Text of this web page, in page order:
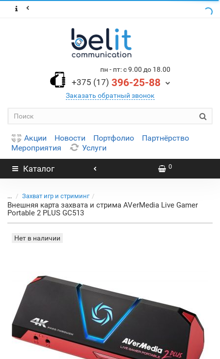
пн - пт: с 9.00 до 18.00
+375 (17) 396-25-88
Заказать обратный звонок
Акции Новости Портфолио
Партнёрство
Мероприятия
Услуги
Каталог 0
... Захват игр и стриминг
Внешняя карта захвата и стрима AVerMedia Live Gamer
Portable 2 PLUS GC513
Нет в наличии